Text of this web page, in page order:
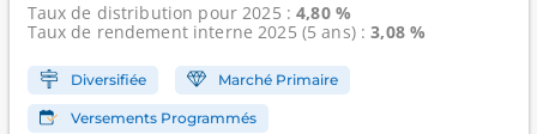
Taux de distribution pour 2025 :4,80 %
Taux de rendement interne2025 (5 ans) :3,08 %
Diversifiée Marché Primaire
Versements Programmés